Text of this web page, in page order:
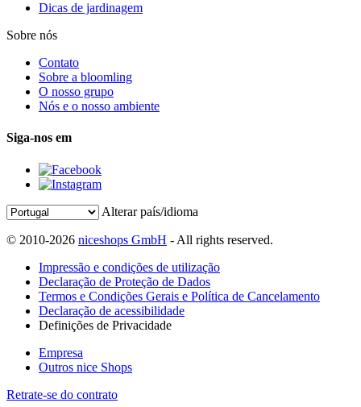
Dicas de jardinagem
Sobre nós
Contato
Sobre a bloomling
O nosso grupo
Nós e o nosso ambiente
Siga-nos em
Alterar país/idioma
© 2010-2026 niceshops GmbH - All rights reserved.
Impressão e condições de utilização
Declaração de Proteção de Dados
Termos e Condições Gerais e Política de Cancelamento
Declaração de acessibilidade
Definições de Privacidade
Empresa
Outros nice Shops
Retrate-se do contrato